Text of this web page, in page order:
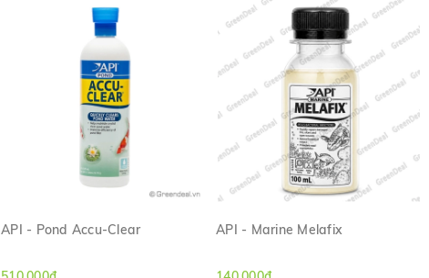
API - Pond Accu-Clear API - Marine Melafix